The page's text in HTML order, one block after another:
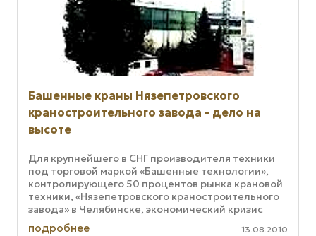
Башенные краны Нязепетровского
краностроительного завода - дело на
высоте
Для крупнейшего в СНГ производителя техники
под торговой маркой «Башенные технологии»,
контролирующего 50 процентов рынка крановой
техники, «Нязепетровского краностроительного
завода» в Челябинске, экономический кризис
стал поводом для мощного рывка ...
подробнее 13.08.2010